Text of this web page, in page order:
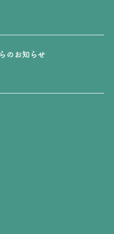
のお知らせ